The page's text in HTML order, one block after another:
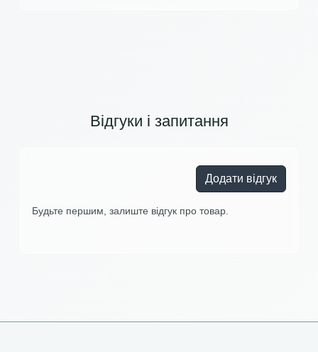
Відгуки і запитання
Додати відгук
Будьте першим, залиште відгук про товар.